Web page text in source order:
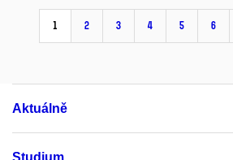
1 2 3 4 5 6
Aktuálně
Studium